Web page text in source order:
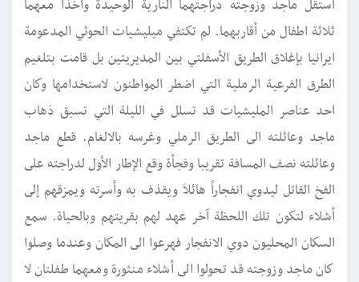
استقل ماجد وزوجته دراجتهما النارية الوحيدة وأخذا معهما
ثلاثة اطفال من أقاربهما. لم تكتفي ميليشيات الحوثي المدعومة
ايرانيا بإغلاق الطريق الأسفلتي بين المديريتين بل قامت بتلغيم
الطرق الفرعية الرملية التي اضطر المواطنون لاستخدامها وكان
احد عناصر المليشيات قد تسلل في الليلة التي تسبق ذهاب
ماجد وعائلته الى الطريق الرملي وغرسه بالالغام. قطع ماجد
وعائلته نصف المسافة تقريبا وفجأة وقع الإطار الأول لدراجته على
الفخ القاتل ليدوي انفجاراً هائلاَ ويقذف به وأسرته ويمزقهم إلى
أشلاء لتكون تلك اللحظة آخر عهد لهم بقريتهم وبالحياة. سمع
السكان المحليون دوي الانفجار فهرعوا الى المكان وعندما وصلوا
كان ماجد وزوجته قد تحولوا الى أشلاء منثورة ومعهما طفلتان لا